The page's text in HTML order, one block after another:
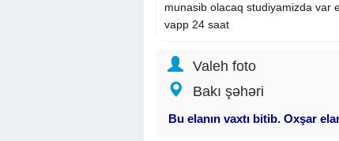
munasib olacaq studiyamizda var
vapp 24 saat
Valeh foto
Bakı şəhəri
Bu elanın vaxtı bitib. Oxşar